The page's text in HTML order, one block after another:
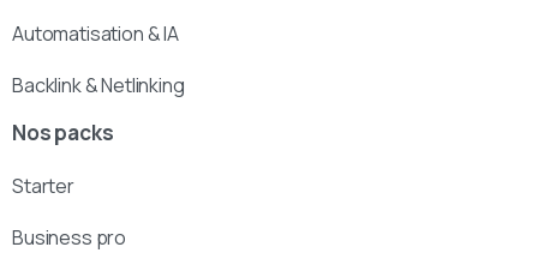
Automatisation & IA
Backlink & Netlinking
Nos packs
Starter
Business pro